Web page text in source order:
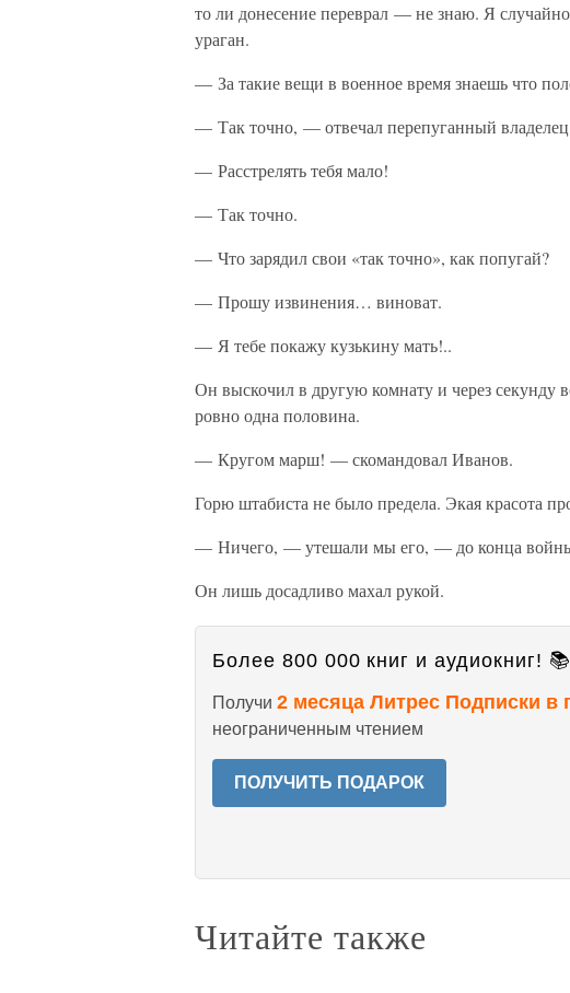
то ли донесение переврал — не знаю. Я
ураган.
— За такие вещи в военное время знаешь что
— Так точно, — отвечал перепуганный владелец
— Расстрелять тебя мало!
— Так точно.
— Что зарядил свои «так точно», как попугай?
— Прошу извинения… виноват.
— Я тебе покажу кузькину мать!..
Он выскочил в другую комнату и через секунду
ровно одна половина.
— Кругом марш! — скомандовал Иванов.
Горю штабиста не было предела. Экая красота
— Ничего, — утешали мы его, — до конца войны
Он лишь досадливо махал рукой.
Более 800 000 книг и аудиокниг! 📚
Получи 2 месяца Литрес Подписки в
неограниченным чтением
ПОЛУЧИТЬ ПОДАРОК
Читайте также